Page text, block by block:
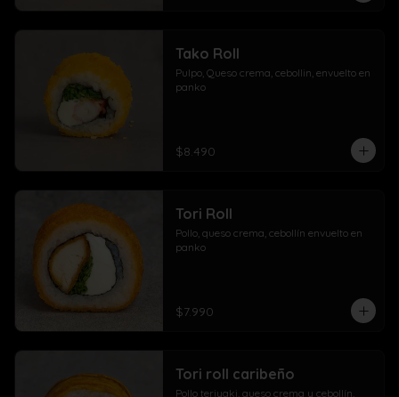
Tako Roll
Pulpo, Queso crema, cebollin, envuelto en
panko
$8.490
Tori Roll
Pollo, queso crema, cebollín envuelto en
panko
$7.990
Tori roll caribeño
Pollo teriyaki, queso crema y cebollín,